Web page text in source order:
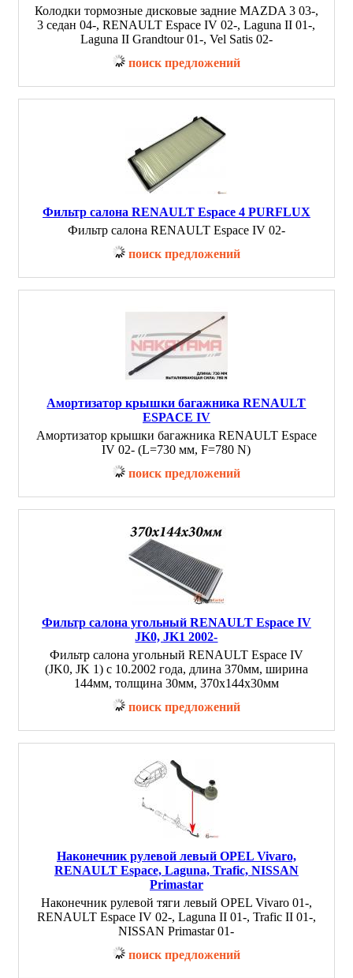
Колодки тормозные дисковые задние MAZDA 3 03-,
3 седан 04-, RENAULT Espace IV 02-, Laguna II 01-,
Laguna II Grandtour 01-, Vel Satis 02-
поиск предложений
Фильтр салона RENAULT Espace 4 PURFLUX
Фильтр салона RENAULT Espace IV 02-
поиск предложений
Амортизатор крышки багажника RENAULT
ESPACE IV
Амортизатор крышки багажника RENAULT Espace
IV 02- (L=730 мм, F=780 N)
поиск предложений
Фильтр салона угольный RENAULT Espace IV
JK0, JK1 2002-
Фильтр салона угольный RENAULT Espace IV
(JK0, JK 1) с 10.2002 года, длина 370мм, ширина
144мм, толщина 30мм, 370х144х30мм
поиск предложений
Наконечник рулевой левый OPEL Vivaro,
RENAULT Espace, Laguna, Trafic, NISSAN
Primastar
Наконечник рулевой тяги левый OPEL Vivaro 01-,
RENAULT Espace IV 02-, Laguna II 01-, Trafic II 01-,
NISSAN Primastar 01-
поиск предложений